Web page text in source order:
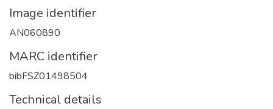
Image identifier
AN060890
MARC identifier
bibFSZ01498504
Technical details